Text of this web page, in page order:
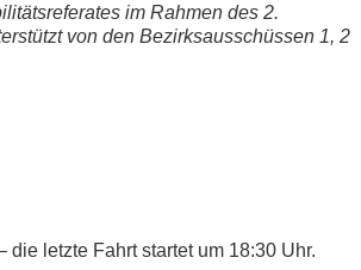
ätsreferates im Rahmen des 2.
ützt von den Bezirksausschüssen 1, 2
letzte Fahrt startet um 18:30 Uhr.